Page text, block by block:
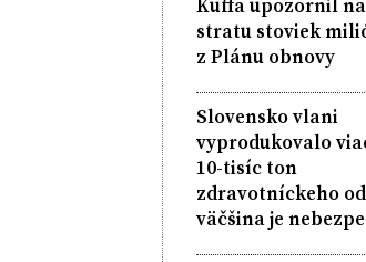
stratu stoviek
z Plánu obnovy
Slovensko vlani
vyprodukovalo
10-tisíc ton
zdravotníckeho
väčšina je